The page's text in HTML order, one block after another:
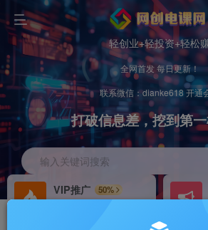
轻创业+轻投资+轻松
全网首发 每日更新！
联系微信：dianke618 开通
打破信息差，挖到第
输入关键词搜索
VIP推广
50%